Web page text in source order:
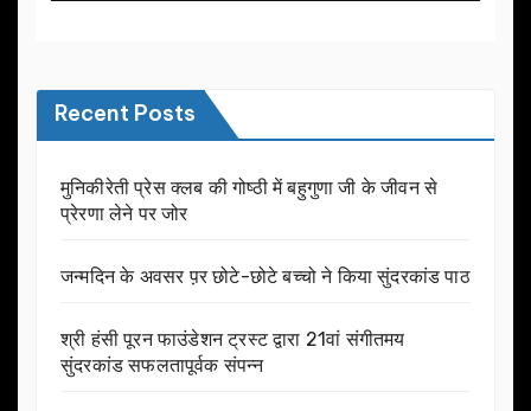
Recent Posts
मुनिकीरेती प्रेस क्लब की गोष्ठी में बहुगुणा जी के जीवन से
प्रेरणा लेने पर जोर
जन्मदिन के अवसर प़र छोटे-छोटे बच्चो ने किया सुंदरकांड पाठ
श्री हंसी पूरन फाउंडेशन ट्रस्ट द्वारा 21वां संगीतमय
सुंदरकांड सफलतापूर्वक संपन्न